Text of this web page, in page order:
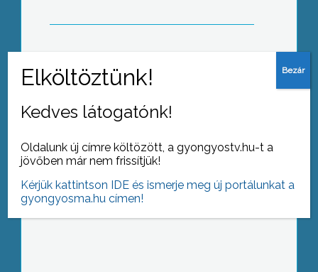
Roma napot tartottak Gyöngyösön a
Mátra Művelődési Központban
A napokban két jubileumról is
Kedves látogatónk!
Oldalunk új címre költözött, a gyongyostv.hu-t a
jövőben már nem frissítjük!
Kérjük kattintson IDE és ismerje meg új portálunkat a
gyongyosma.hu címen!